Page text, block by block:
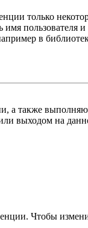
только
в
а также
выходом на
Чтобы